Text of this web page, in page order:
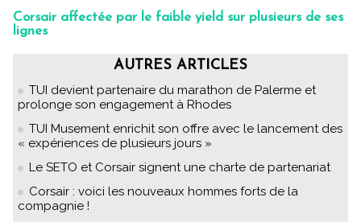
Corsair affectée par le faible yield sur plusieurs de ses
lignes
AUTRES ARTICLES
TUI devient partenaire du marathon de Palerme et
prolonge son engagement à Rhodes
TUI Musement enrichit son offre avec le lancement des
« expériences de plusieurs jours »
Le SETO et Corsair signent une charte de partenariat
Corsair : voici les nouveaux hommes forts de la
compagnie !